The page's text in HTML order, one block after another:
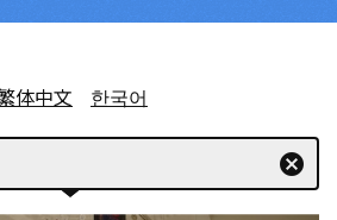
体中文 한국어
cancel